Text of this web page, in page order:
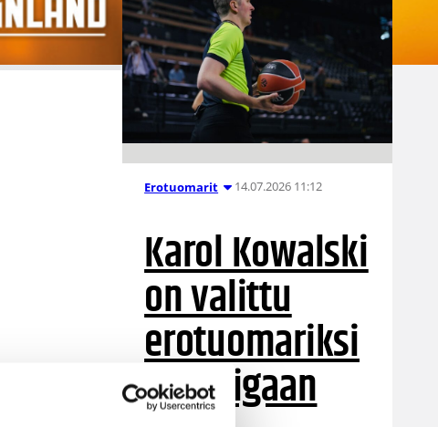
Erotuomarit 14.07.2026 11:12
Karol Kowalski
on valittu
erotuomariksi
Euroliigaan